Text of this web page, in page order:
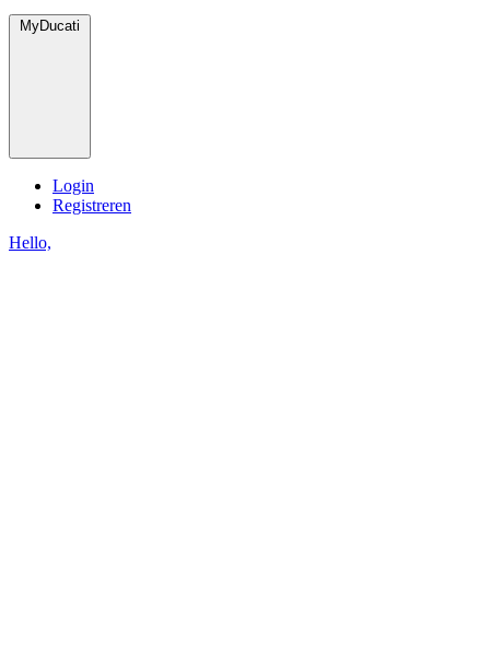
MyDucati
Login
Registreren
Hello,